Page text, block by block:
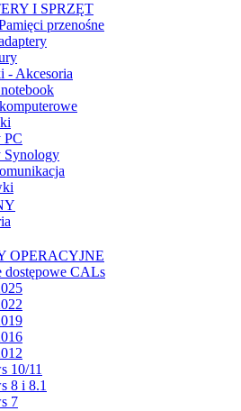
I SPRZĘT
przenośne
- Akcesoria
PC
Synology
OPERACYJNE
dostępowe CALs
10/11
8 i 8.1
7